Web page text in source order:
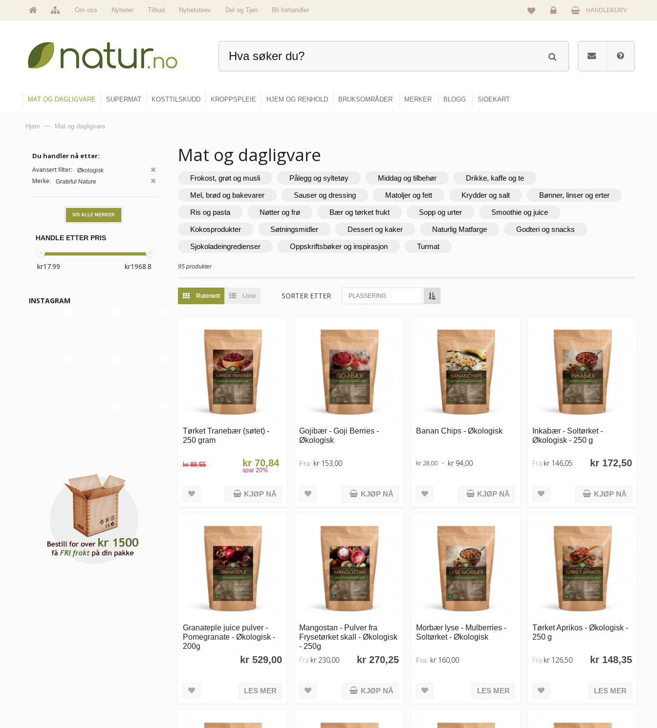
Om oss Nyheter Tilbud Nyhetsbrev Del og Tjen
Bli forhandler
Logg
HANDLEKURV
MAT OG DAGLIGVARE SUPERMAT KOSTTILSKUDD KROPPSPLEIE HJEM OG RENHOLD BRUKSOMRÅDER MERKER BLOGG SIDEKART
Hjem — Mat og dagligvare
Mat og dagligvare
Frokost, grøt og musli Pålegg og syltetøy Middag og tilbehør Drikke, kaffe og te
Mel, brød og bakevarer Sauser og dressing Matoljer og fett Krydder og salt Bønner, linser og erter
Ris og pasta Nøtter og frø Bær og tørket frukt Sopp og urter Smoothie og juice
Kokosprodukter Søtningsmidler Dessert og kaker Naturlig Matfarge Godteri og snacks
Sjokoladeingredienser Oppskriftsbøker og inspirasjon Turmat
95 produkter
Rutenett Liste SORTER ETTER PLASSERING
Tørket Tranebær (søtet) -
250 gram
kr 88,55 kr 70,84
spar20%
KJØP NÅ
Gojibær - Goji Berries -
Økologisk
Fra: kr 153,00
KJØP NÅ
Banan Chips - Økologisk
kr 28,00 kr 94,00
KJØP NÅ
Inkabær - Soltørket -
Økologisk - 250 g
kr 172,50
Fra kr 146,05
KJØP NÅ
Granateple juice pulver -
Pomegranate - Økologisk -
200g
kr 529,00
LES MER
Mangostan - Pulver fra
Frysetørket skall - Økologisk
- 250g
kr 270,25
Fra kr 230,00
KJØP NÅ
Morbær lyse - Mulberries -
Soltørket - Økologisk
Fra: kr 160,00
LES MER
Tørket Aprikos - Økologisk -
250 g
kr 148,35
Fra kr 126,50
LES MER
Du handler nå etter:
Avansert filter: Økologisk
Merke: Grateful Nature
VIS ALLE MERKER
HANDLE ETTER PRIS
INSTAGRAM